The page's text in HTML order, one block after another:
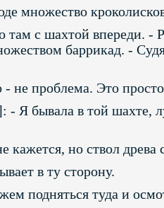
множество
там с шахтой впереди. -
баррикад. -
проблема. Это
- Я бывала в той шахте,
но ствол древа
в ту сторону.
подняться туда и